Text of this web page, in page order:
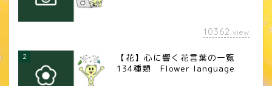
10362 view
2
【花】心に響く花言葉の一覧
134種類 Flower language